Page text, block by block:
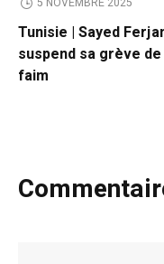
Tunisie | Sayed
suspend sa grève
faim